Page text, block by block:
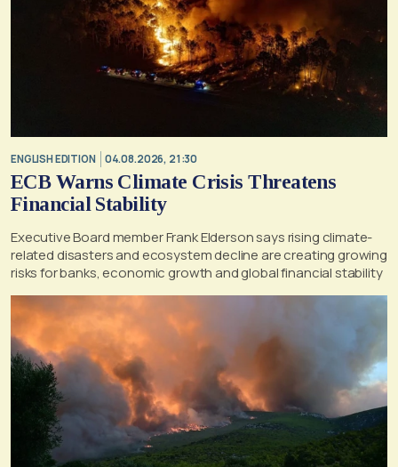
ENGLISH EDITION 04.08.2026, 21:30
ECB Warns Climate Crisis Threatens
Financial Stability
Executive Board member Frank Elderson says rising climate-
related disasters and ecosystem decline are creating growing
risks for banks, economic growth and global financial stability